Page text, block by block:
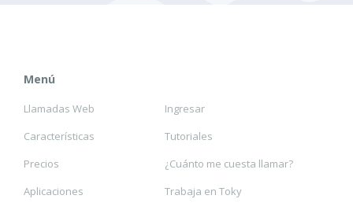
Menú
Llamadas Web
Características
Precios
Aplicaciones
Ingresar
Tutoriales
¿Cuánto me cuesta llamar?
Trabaja en Toky